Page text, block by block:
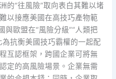
的“往風險”取向表白其難以堵
以接應美國在高技巧產物範
與歐盟在“風險分級”“人類把
抗衡美國技巧霸權的一起配
互認框架，跨國企業可將無
定的高風險場景。企業無需